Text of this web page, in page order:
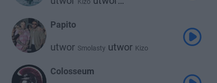
utwor
Papito
utwor Smolasty utwor Kizo
Colosseum